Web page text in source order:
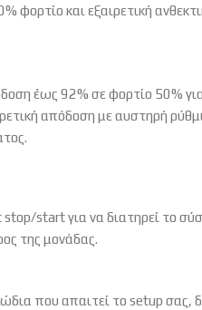
φορτίο και εξαιρετική
έως 92% σε φορτίο 50%
απόδοση με αυστηρή
stop/start για να διατηρεί το
της μονάδας.
που απαιτεί το setup